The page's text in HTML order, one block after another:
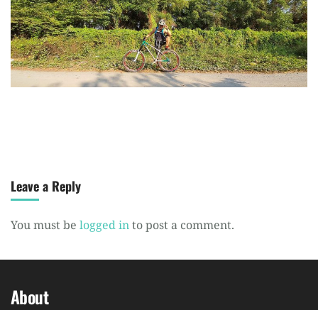
About
Login
Leave a Reply
You must be logged into post a comment.
About